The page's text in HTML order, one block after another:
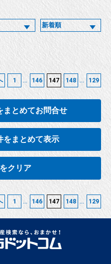
1 ... 146 147 148 ... 129
まとめてお問合せ
をまとめて表示
クリア
1 ... 146 147 148 ... 129